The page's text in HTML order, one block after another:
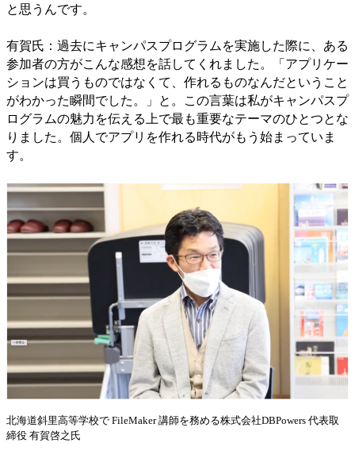
と思うんです。
有賀氏：過去にキャンパスプログラムを実施した際に、ある
参加者の方がこんな感想を話してくれました。「アプリケー
ションは買うものではなくて、作れるものなんだということ
がわかった瞬間でした。」と。この言葉は私がキャンパスプ
ログラムの魅力を伝える上で最も重要なテーマのひとつとな
りました。個人でアプリを作れる時代がもう始まっていま
す。
北海道斜里高等学校で FileMaker 講師を務める株式会社DBPowers 代表取
締役 有賀啓之氏